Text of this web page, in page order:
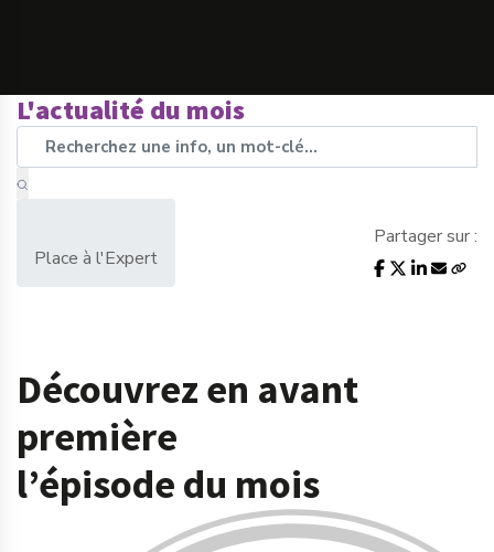
L'actualité du mois
Place à l'Expert
Partager sur :
Découvrez en avant
première
l’épisode du mois